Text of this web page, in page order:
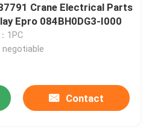
Crane Electrical Parts
Epro 084BH0DG3-I000
1PC
negotiable
Contact